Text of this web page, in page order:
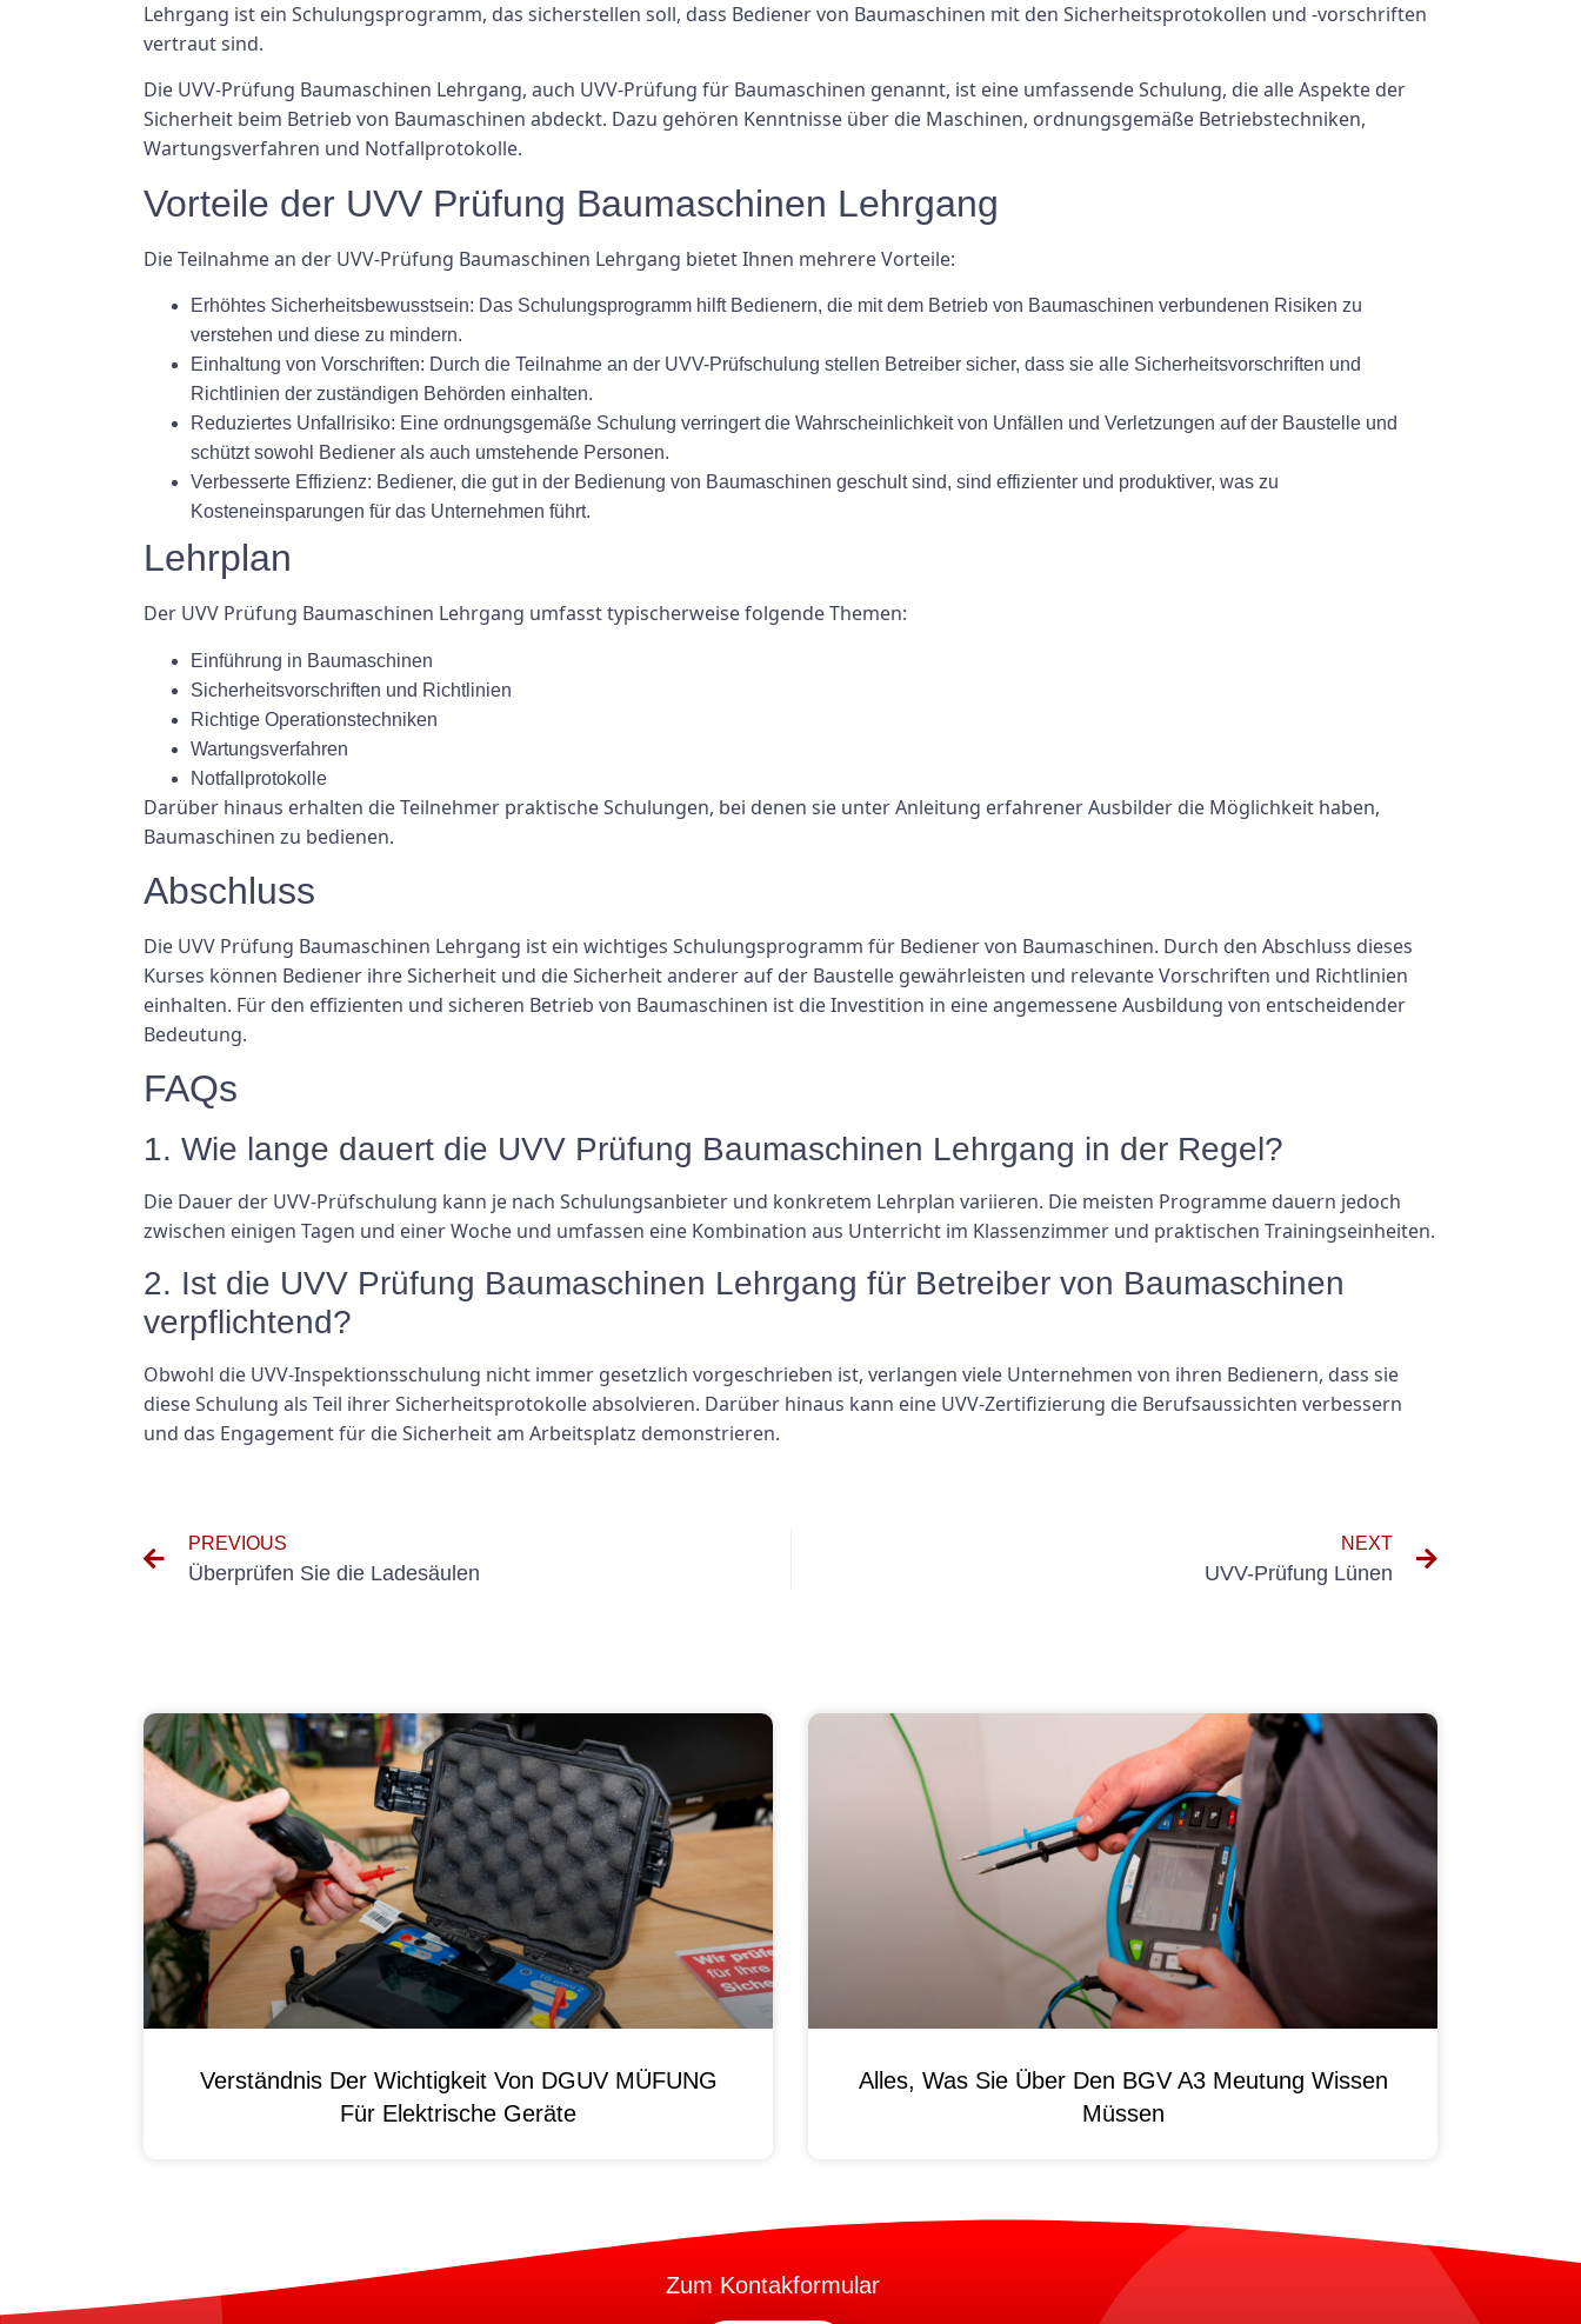
Lehrgang ist ein Schulungsprogramm, das sicherstellen soll, dass Bediener von Baumaschinen mit den Sicherheitsprotokollen und -vorschriften
vertraut sind.
Die UVV-Prüfung Baumaschinen Lehrgang, auch UVV-Prüfung für Baumaschinen genannt, ist eine umfassende Schulung, die alle Aspekte der
Sicherheit beim Betrieb von Baumaschinen abdeckt. Dazu gehören Kenntnisse über die Maschinen, ordnungsgemäße Betriebstechniken,
Wartungsverfahren und Notfallprotokolle.
Vorteile der UVV Prüfung Baumaschinen Lehrgang
Die Teilnahme an der UVV-Prüfung Baumaschinen Lehrgang bietet Ihnen mehrere Vorteile:
Erhöhtes Sicherheitsbewusstsein: Das Schulungsprogramm hilft Bedienern, die mit dem Betrieb von Baumaschinen verbundenen Risiken zu
verstehen und diese zu mindern.
Einhaltung von Vorschriften: Durch die Teilnahme an der UVV-Prüfschulung stellen Betreiber sicher, dass sie alle Sicherheitsvorschriften und
Richtlinien der zuständigen Behörden einhalten.
Reduziertes Unfallrisiko: Eine ordnungsgemäße Schulung verringert die Wahrscheinlichkeit von Unfällen und Verletzungen auf der Baustelle und
schützt sowohl Bediener als auch umstehende Personen.
Verbesserte Effizienz: Bediener, die gut in der Bedienung von Baumaschinen geschult sind, sind effizienter und produktiver, was zu
Kosteneinsparungen für das Unternehmen führt.
Lehrplan
Der UVV Prüfung Baumaschinen Lehrgang umfasst typischerweise folgende Themen:
Einführung in Baumaschinen
Sicherheitsvorschriften und Richtlinien
Richtige Operationstechniken
Wartungsverfahren
Notfallprotokolle
Darüber hinaus erhalten die Teilnehmer praktische Schulungen, bei denen sie unter Anleitung erfahrener Ausbilder die Möglichkeit haben,
Baumaschinen zu bedienen.
Abschluss
Die UVV Prüfung Baumaschinen Lehrgang ist ein wichtiges Schulungsprogramm für Bediener von Baumaschinen. Durch den Abschluss dieses
Kurses können Bediener ihre Sicherheit und die Sicherheit anderer auf der Baustelle gewährleisten und relevante Vorschriften und Richtlinien
einhalten. Für den effizienten und sicheren Betrieb von Baumaschinen ist die Investition in eine angemessene Ausbildung von entscheidender
Bedeutung.
FAQs
1. Wie lange dauert die UVV Prüfung Baumaschinen Lehrgang in der Regel?
Die Dauer der UVV-Prüfschulung kann je nach Schulungsanbieter und konkretem Lehrplan variieren. Die meisten Programme dauern jedoch
zwischen einigen Tagen und einer Woche und umfassen eine Kombination aus Unterricht im Klassenzimmer und praktischen Trainingseinheiten.
2. Ist die UVV Prüfung Baumaschinen Lehrgang für Betreiber von Baumaschinen
verpflichtend?
Obwohl die UVV-Inspektionsschulung nicht immer gesetzlich vorgeschrieben ist, verlangen viele Unternehmen von ihren Bedienern, dass sie
diese Schulung als Teil ihrer Sicherheitsprotokolle absolvieren. Darüber hinaus kann eine UVV-Zertifizierung die Berufsaussichten verbessern
und das Engagement für die Sicherheit am Arbeitsplatz demonstrieren.
PREVIOUS
Überprüfen Sie die Ladesäulen
NEXT
UVV-Prüfung Lünen
Verständnis Der Wichtigkeit Von DGUV MÜFUNG
Für Elektrische Geräte
Alles, Was Sie Über Den BGV A3 Meutung Wissen
Müssen
Zum Kontakformular